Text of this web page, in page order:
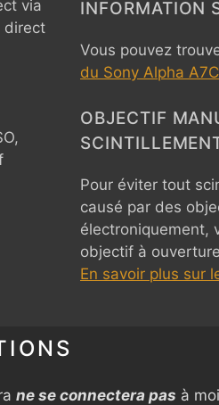
via
direct
INFORMATION
Vous pouvez
du Sony Alpha
OBJECTIF
Pour éviter tout
causé par des
électroniquement,
objectif à
En savoir plus sur
ne se connectera pas à